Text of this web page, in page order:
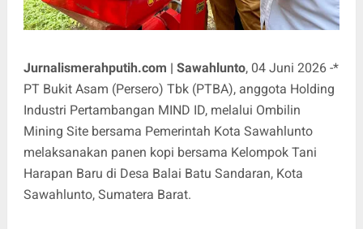
Jurnalismerahputih.com | Sawahlunto, 04 Juni 2026 -*
PT Bukit Asam (Persero) Tbk (PTBA), anggota Holding
Industri Pertambangan MIND ID, melalui Ombilin
Mining Site bersama Pemerintah Kota Sawahlunto
melaksanakan panen kopi bersama Kelompok Tani
Harapan Baru di Desa Balai Batu Sandaran, Kota
Sawahlunto, Sumatera Barat.